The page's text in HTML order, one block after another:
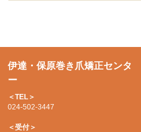
伊達・保原巻き爪矯正センタ
ー
＜TEL＞
024-502-3447
＜受付＞